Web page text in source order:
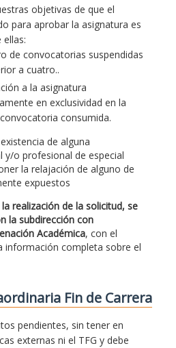
objetivas de que el
para aprobar la asignatura es
de convocatorias suspendidas
a cuatro..
a la asignatura
en exclusividad en la
consumida.
de alguna
y/o profesional de especial
la relajación de alguno de
expuestos
realización de la solicitud, se
la subdirección con
Académica, con el
información completa sobre el
Fin de Carrera
pendientes, sin tener en
externas ni el TFG y debe